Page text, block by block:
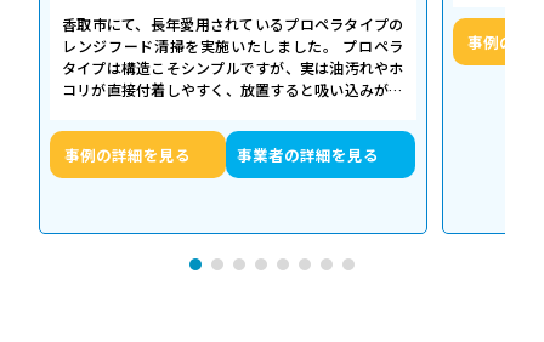
香取市にて、長年愛用されているプロペラタイプの
レンジフード清掃を実施いたしました。 プロペラ
タイプは構造こそシンプルですが、実は油汚れやホ
コリが直接付着しやすく、放置すると吸い込みが悪
事例の詳細を見る 事業者の詳細を見る
事例の詳